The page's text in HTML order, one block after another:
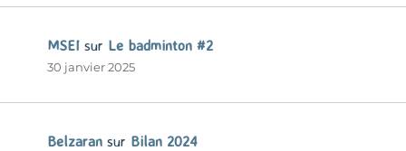
MSEI sur Le badminton #2
30 janvier 2025
Belzaran sur Bilan 2024